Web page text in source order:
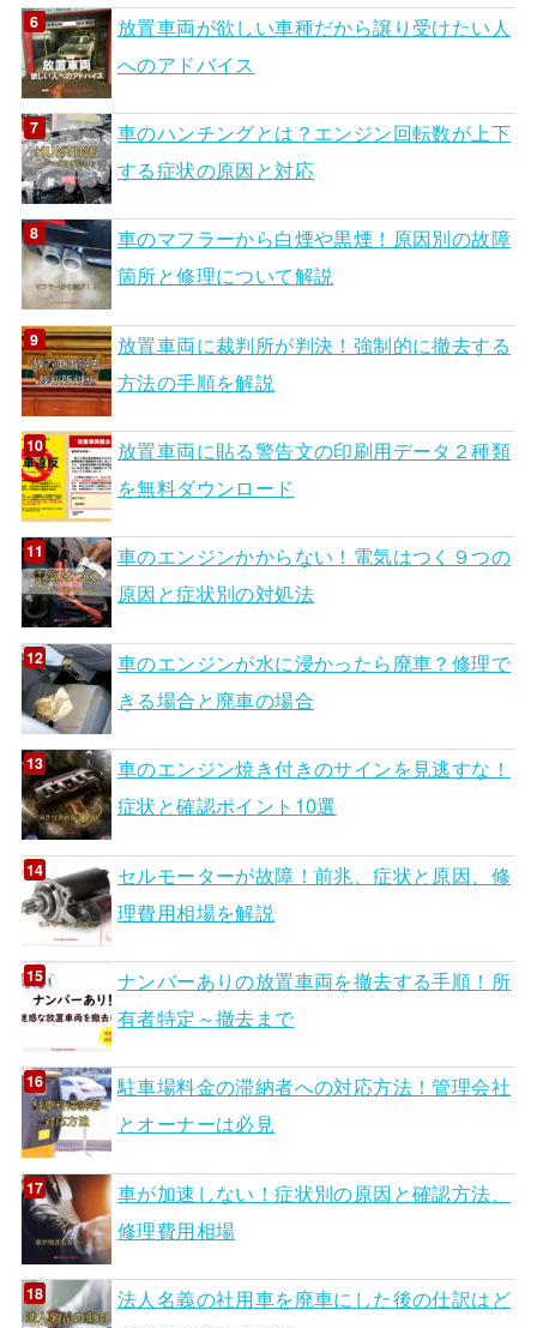
放置車両が欲しい車種だから譲り受けたい人
へのアドバイス
車のハンチングとは？エンジン回転数が上下
する症状の原因と対応
車のマフラーから白煙や黒煙！原因別の故障
箇所と修理について解説
放置車両に裁判所が判決！強制的に撤去する
方法の手順を解説
放置車両に貼る警告文の印刷用データ２種類
を無料ダウンロード
車のエンジンかからない！電気はつく９つの
原因と症状別の対処法
車のエンジンが水に浸かったら廃車？修理で
きる場合と廃車の場合
車のエンジン焼き付きのサインを見逃すな！
症状と確認ポイント10選
セルモーターが故障！前兆、症状と原因、修
理費用相場を解説
ナンバーありの放置車両を撤去する手順！所
有者特定～撤去まで
駐車場料金の滞納者への対応方法！管理会社
とオーナーは必見
車が加速しない！症状別の原因と確認方法、
修理費用相場
法人名義の社用車を廃車にした後の仕訳はど